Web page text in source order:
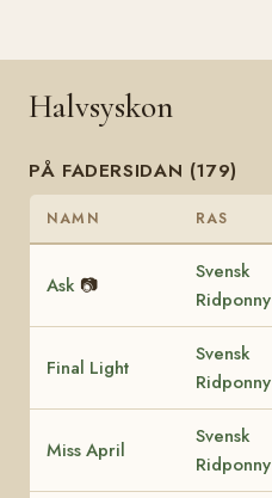
Halvsyskon
PÅ FADERSIDAN (179)
NAMN RAS
Ask 📷
Svensk
Ridponny
Final Light
Svensk
Ridponny
Miss April
Svensk
Ridponny